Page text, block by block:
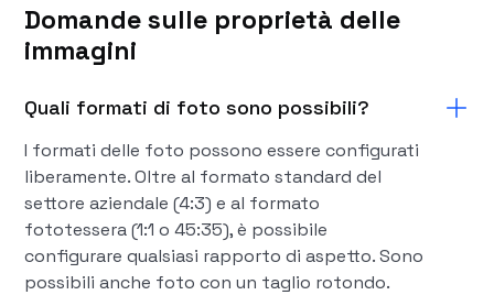
Domande sulle proprietà delle
immagini
Quali formati di foto sono possibili?
I formati delle foto possono essere configurati
liberamente. Oltre al formato standard del
settore aziendale (4:3) e al formato
fototessera (1:1 o 45:35), è possibile
configurare qualsiasi rapporto di aspetto. Sono
possibili anche foto con un taglio rotondo.